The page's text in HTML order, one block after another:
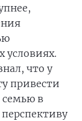
условиях.
что у
привести
семью в